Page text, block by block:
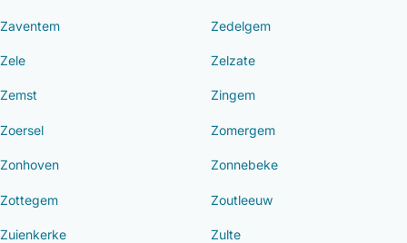
Zaventem Zedelgem
Zele Zelzate
Zemst Zingem
Zoersel Zomergem
Zonhoven Zonnebeke
Zottegem Zoutleeuw
Zuienkerke Zulte